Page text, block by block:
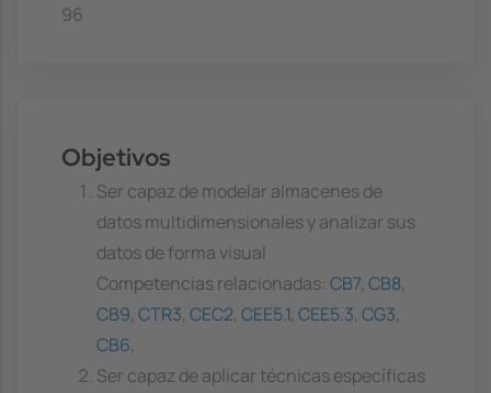
96
Objetivos
Ser capaz de modelar almacenes de
datos multidimensionales y analizar sus
datos de forma visual
Competencias relacionadas: CB7, CB8,
CB9, CTR3, CEC2, CEE5.1, CEE5.3, CG3,
CB6,
Ser capaz de aplicar técnicas específicas